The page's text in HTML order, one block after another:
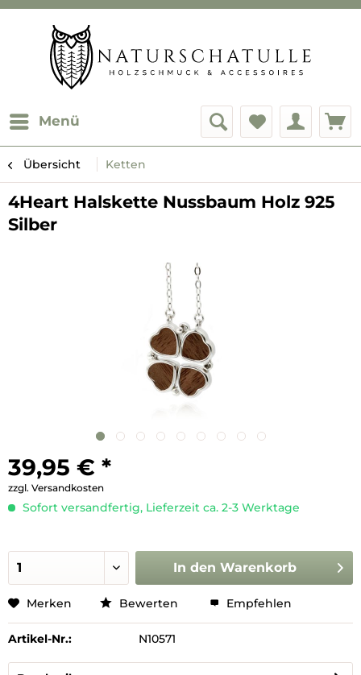
Menü
Übersicht Ketten
4Heart Halskette Nussbaum Holz 925
Silber
39,95 € *
zzgl. Versandkosten
Sofort versandfertig, Lieferzeit ca. 2-3 Werktage
In den Warenkorb
Merken Bewerten Empfehlen
Artikel-Nr.: N10571